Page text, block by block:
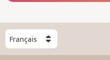
C
h
o